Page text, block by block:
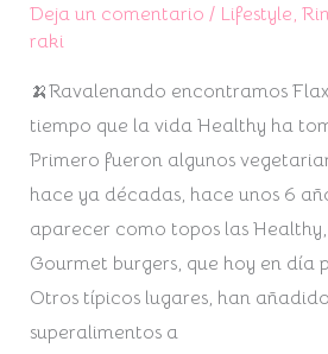
Deja un comentario / Lifestyle,
raki
🍌Ravalenando encontramos
tiempo que la vida Healthy ha
Primero fueron algunos
hace ya décadas, hace unos 6
aparecer como topos las
Gourmet burgers, que hoy en día
Otros típicos lugares, han
superalimentos a
Kale:
Teresa
Carles
🍑